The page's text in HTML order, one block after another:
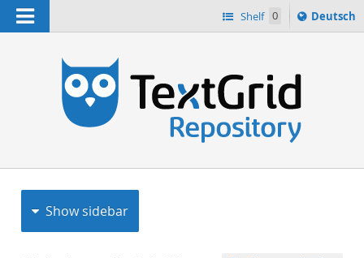
Navigation Shelf 0
Sprache
ï¿½ndern
Deutsch
Show sidebar